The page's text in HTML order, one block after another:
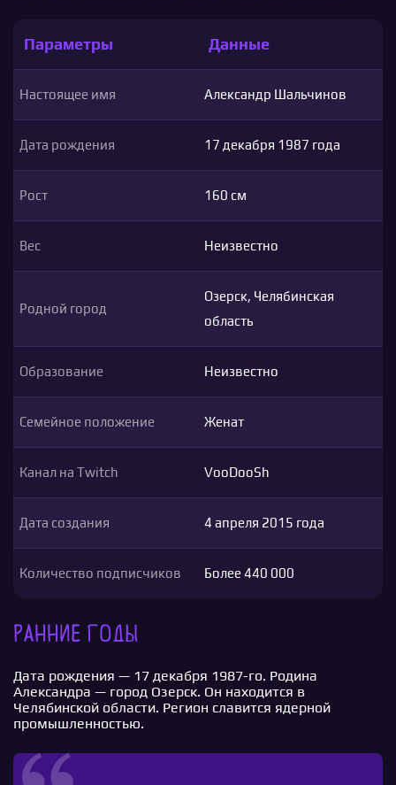
Параметры Данные
Настоящее имя Александр Шальчинов
Дата рождения 17 декабря 1987 года
Рост 160 см
Вес Неизвестно
Родной город
Озерск, Челябинская
область
Образование Неизвестно
Семейное положение Женат
Канал на Twitch VooDooSh
Дата создания 4 апреля 2015 года
Количество подписчиков Более 440 000
Ранние годы
Дата рождения — 17 декабря 1987-го. Родина
Александра — город Озерск. Он находится в
Челябинской области. Регион славится ядерной
промышленностью.